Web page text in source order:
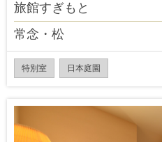
旅館すぎもと
常念・松
特別室 日本庭園